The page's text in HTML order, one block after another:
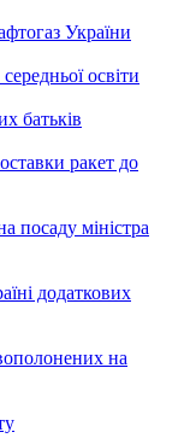
України
освіти
батьків
ракет до
посаду міністра
додаткових
на